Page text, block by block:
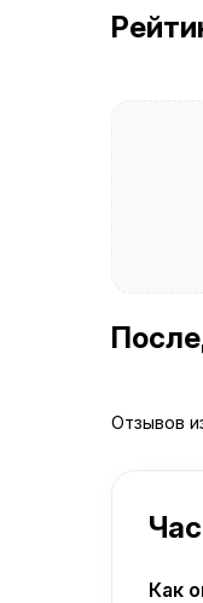
Отзывов
Как